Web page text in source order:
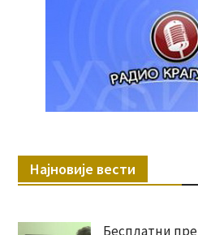
Најновије вести
Бесплатни